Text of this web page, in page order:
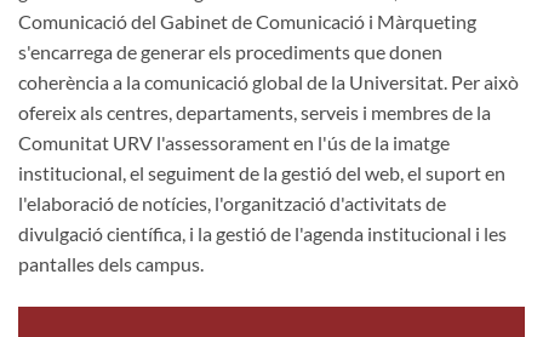
Comunicació del Gabinet de Comunicació i Màrqueting
s'encarrega de generar els procediments que donen
coherència a la comunicació global de la Universitat. Per això
ofereix als centres, departaments, serveis i membres de la
Comunitat URV l'assessorament en l'ús de la imatge
institucional, el seguiment de la gestió del web, el suport en
l'elaboració de notícies, l'organització d'activitats de
divulgació científica, i la gestió de l'agenda institucional i les
pantalles dels campus.